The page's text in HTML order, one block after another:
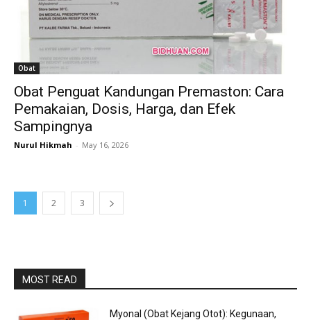
Obat
Obat Penguat Kandungan Premaston: Cara
Pemakaian, Dosis, Harga, dan Efek
Sampingnya
Nurul Hikmah - May 16, 2026
1 2 3
MOST READ
Myonal (Obat Kejang Otot): Kegunaan,